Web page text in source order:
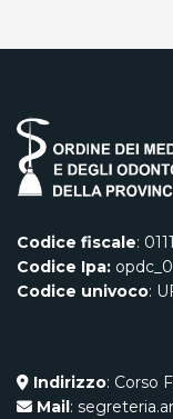
Codice fiscale:
Codice Ipa:
Codice univoco:
Indirizzo: Corso
Mail: